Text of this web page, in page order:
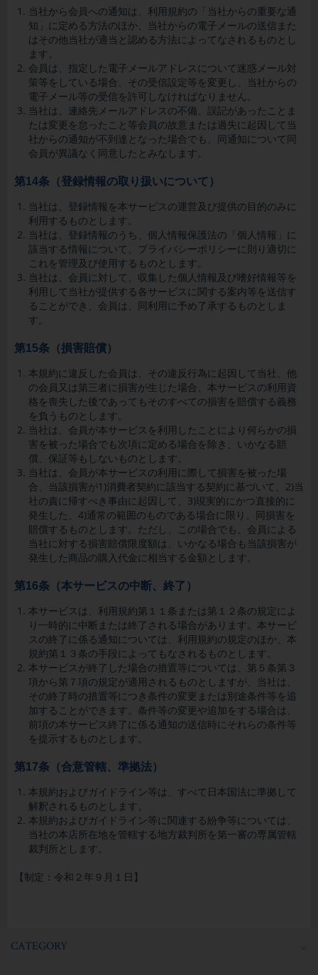
当社から会員への通知は、利用規約の「当社からの重要な通
知」に定める方法のほか、
当社からの電子メールの送信また
はその他当社が適当と認める方法によってなされるものとし
ます。
会員は、指定した電子メールアドレスについて迷惑メール対
策等をしている場合、その受信設定等を変更し、
当社からの
電子メール等の受信を許可しなければなりません。
当社は、連絡先メールアドレスの不備、誤記があったことま
たは変更を怠ったこと等会員の故意または過失に起因して 当
社からの通知が不到達となった場合でも、同通知について同
会員が異議なく同意したとみなします。
第14条（登録情報の取り扱いについて）
当社は、登録情報を本サービスの運営及び提供の目的のみに
利用するものとします。
当社は、登録情報のうち、個人情報保護法の「個人情報」に
該当する情報について、プライバシーポリシーに則り適切に
これを管理及び使用するものとします。
当社は、会員に対して、収集した個人情報及び嗜好情報等を
利用して当社が提供する各サービスに関する案内等を送信す
ることができ、会員は、同利用に予め了承するものとしま
す。
第15条（損害賠償）
本規約に違反した会員は、その違反行為に起因して当社、他
の会員又は第三者に損害が生じた場合、本サービスの利用資
格を喪失した後であってもそのすべての損害を賠償する義務
を負うものとします。
当社は、会員が本サービスを利用したことにより何らかの損
害を被った場合でも次項に定める場合を除き、いかなる賠
償、保証等もしないものとします。
当社は、会員が本サービスの利用に際して損害を被った場
合、当該損害が1)消費者契約に該当する契約に基づいて、 2)当
社の責に帰すべき事由に起因して、 3)現実的にかつ直接的に
発生した、 4)通常の範囲のものである場合に限り、同損害を
賠償するものとします。ただし、この場合でも、会員による
当社に対する損害賠償限度額は、いかなる場合も当該損害が
発生した商品の購入代金に相当する金額とします。
第16条（本サービスの中断、終了）
本サービスは、利用規約第１１条または第１２条の規定によ
り一時的に中断または終了される場合があります。本サービ
スの終了に係る通知については、利用規約の規定のほか、本
規約第１３条の手段によってもなされるものとします。
本サービスが終了した場合の措置等については、第５条第３
項から第７項の規定が適用されるものとしますが、当社は、
その終了時の措置等につき条件の変更または別途条件等を追
加することができます。条件等の変更や追加をする場合は、
前項の本サービス終了に係る通知の送信時にそれらの条件等
を提示するものとします。
第17条（合意管轄、準拠法）
本規約およびガイドライン等は、すべて日本国法に準拠して
解釈されるものとします。
本規約およびガイドライン等に関連する紛争等については、
当社の本店所在地を管轄する地方裁判所を第一審の専属管轄
裁判所とします。
【制定：令和２年９月１日】
CATEGORY